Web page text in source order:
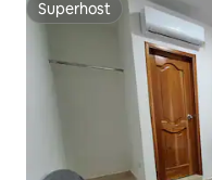
Superhost
Superhost